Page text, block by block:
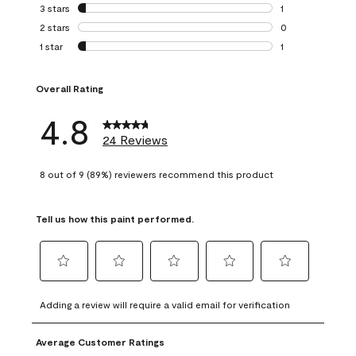
0 reviews with 4
3 stars stars
1
1 review with 3
2 stars stars
0
0 reviews with 2
1 star stars
1
Overall Rating
4.8 24 Reviews
8 out of 9 (89%) reviewers recommend this product
Tell us how this paint performed.
to
rate
the
item
to
rate
the
to
rate
the
item
to
rate
to
rate
Adding a review will require a valid email for verification
Average Customer Ratings